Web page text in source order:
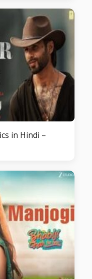
in Hindi –